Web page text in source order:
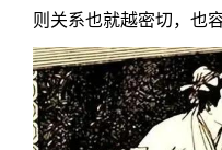
则关系也就越密切，也